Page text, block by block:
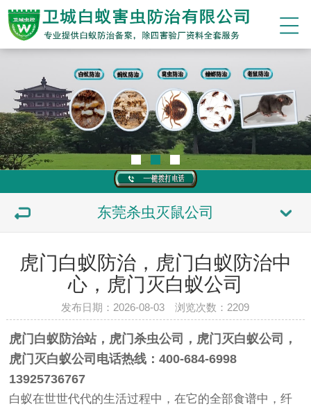
东莞杀虫灭鼠公司
虎门白蚁防治，虎门白蚁防治中
心，虎门灭白蚁公司
发布日期：2026-08-03 浏览次数： 2209
虎门白蚁防治站，虎门杀虫公司，虎门灭白蚁公司，
虎门灭白蚁公司电话热线：400-684-6998
13925736767
白蚁在世世代代的生活过程中，在它的全部食谱中，纤